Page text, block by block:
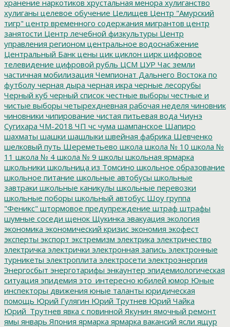
хранение наркотиков хрустальная менора хулиганство
хулиганы целевое обучение Целищев Центр "Амурский
тигр" центр временного содержания мигрантов центр
занятости Центр лечебной физкультуры Центр
управления регионом центральное водоснабжение
Центральный Банк цены цик циклон цирк цифровое
телевидение цифровой рубль ЦСМ ЦУР Час земли
частичная мобилизация Чемпионат Дальнего Востока по
футболу черная дыра черная икра черные лесорубы
Черный куб черный список честные выборы честные и
чистые выборы четырехдневная рабочая неделя чиновник
чиновники чипирование чистая питьевая вода Чиунэ
Сугихара ЧМ-2018 ЧП чс чума шампанское Шапиро
шахматы шашки шашлыки швейная фабрика Шевченко
шелковый путь Шереметьево школа школа № 10 школа №
11 школа № 4 школа № 9 школы школьная ярмарка
школьники школьница из Томсино школьное образование
школьное питание школьные автобусы школьные
завтраки школьные каникулы школьные перевозки
школьные поборы школьный автобус Шоу группа
"Феникс" штормовое предупреждение штраф штрафы
шумные соседи щенок Щукинка эвакуация экология
экономика экономический кризис экономия экофест
эксперты экспорт экстремизм электрика электричество
электричка электрички электронная запись электронные
турникеты электроплита электросети электроэнергия
Энергосбыт энерготарифы энкаунтер эпидемиологическая
ситуация эпидемия это_интересно юбилей юмор Юные
инспекторы движения юные таланты юридическая
помощь Юрий Гулягин Юрий Трутнев Юрий Чайка
Юрий_Трутнев явка с повинной Якунин ямочный ремонт
ямы январь Япония ярмарка ярмарка вакансий ясли ящур